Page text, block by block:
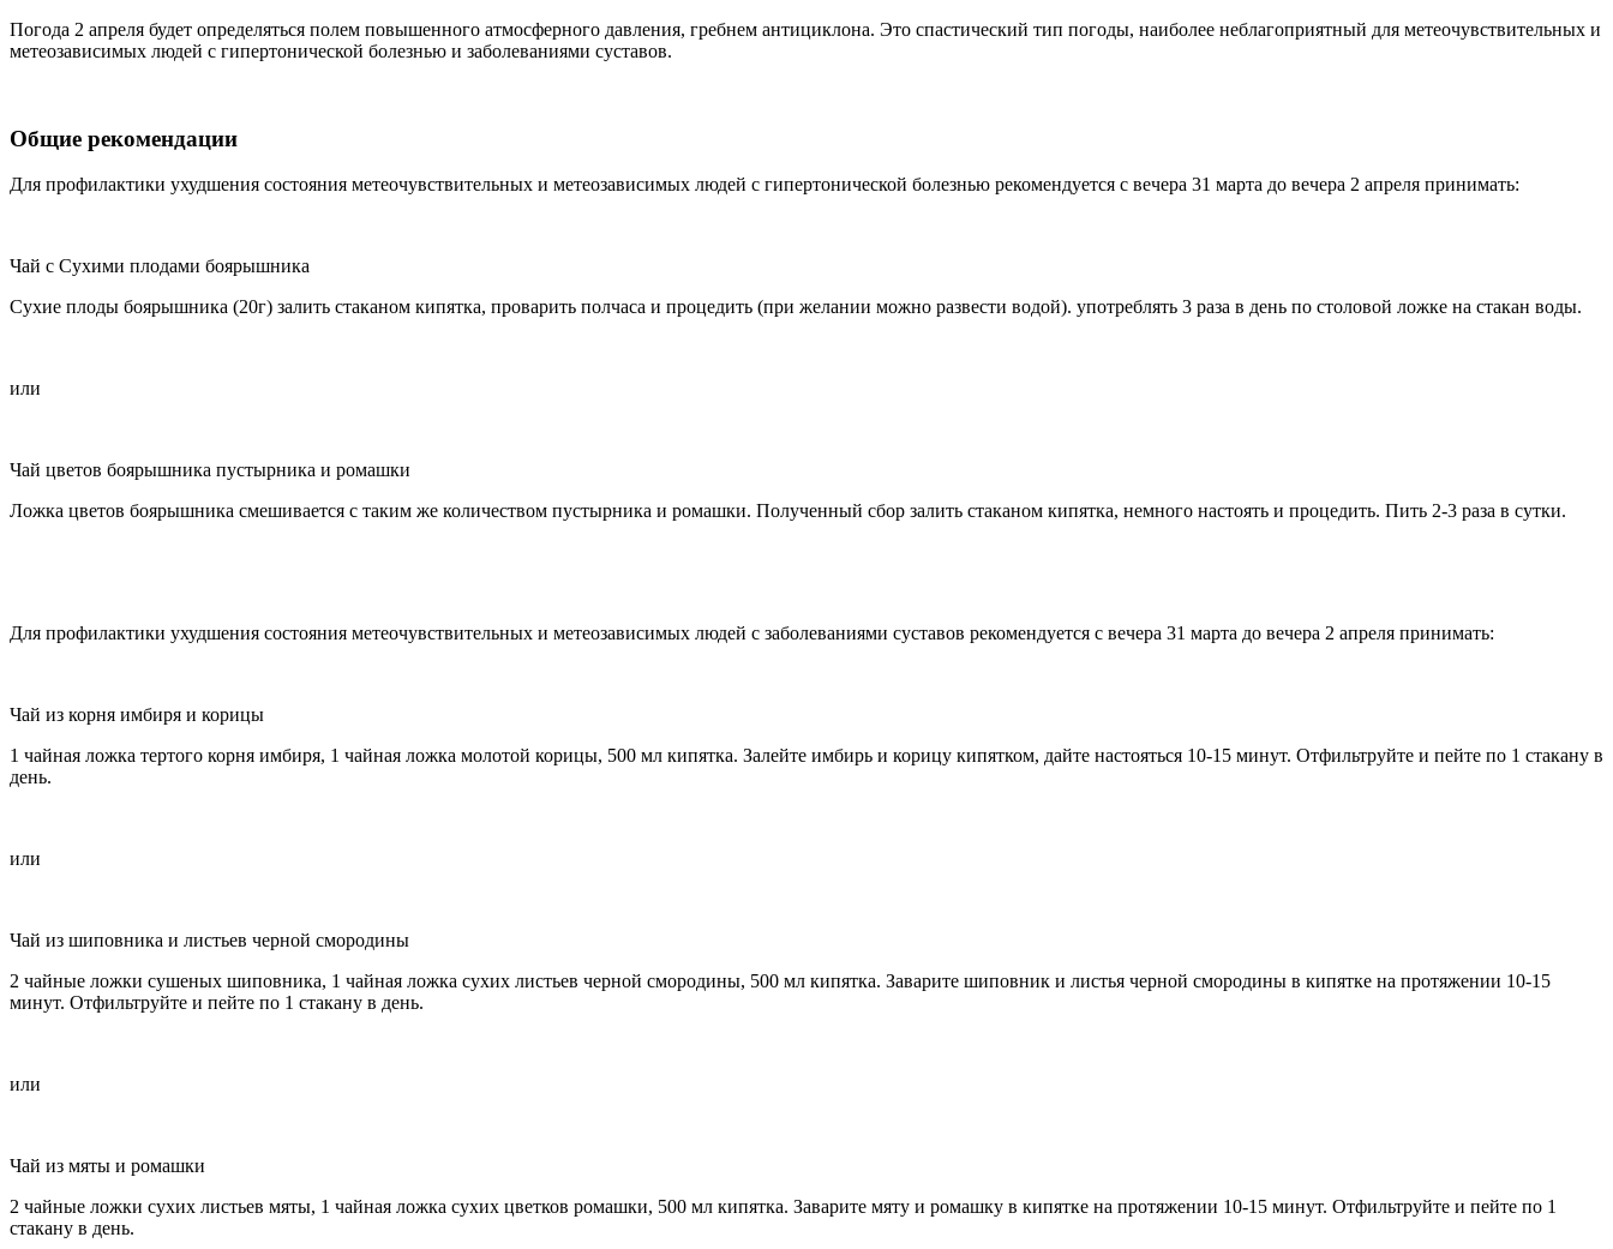
Погода 2 апреля будет определяться полем повышенного атмосферного давления, гребнем антициклона. Это спастический тип погоды, наиболее неблагоприятный для метеочувствительных и
метеозависимых людей с гипертонической болезнью и заболеваниями суставов.
Общие рекомендации
Для профилактики ухудшения состояния метеочувствительных и метеозависимых людей с гипертонической болезнью рекомендуется с вечера 31 марта до вечера 2 апреля принимать:
Чай с Сухими плодами боярышника
Сухие плоды боярышника (20г) залить стаканом кипятка, проварить полчаса и процедить (при желании можно развести водой). употреблять 3 раза в день по столовой ложке на стакан воды.
или
Чай цветов боярышника пустырника и ромашки
Ложка цветов боярышника смешивается с таким же количеством пустырника и ромашки. Полученный сбор залить стаканом кипятка, немного настоять и процедить. Пить 2-3 раза в сутки.
Для профилактики ухудшения состояния метеочувствительных и метеозависимых людей с заболеваниями суставов рекомендуется с вечера 31 марта до вечера 2 апреля принимать:
Чай из корня имбиря и корицы
1 чайная ложка тертого корня имбиря, 1 чайная ложка молотой корицы, 500 мл кипятка. Залейте имбирь и корицу кипятком, дайте настояться 10-15 минут. Отфильтруйте и пейте по 1 стакану в
день.
или
Чай из шиповника и листьев черной смородины
2 чайные ложки сушеных шиповника, 1 чайная ложка сухих листьев черной смородины, 500 мл кипятка. Заварите шиповник и листья черной смородины в кипятке на протяжении 10-15
минут. Отфильтруйте и пейте по 1 стакану в день.
или
Чай из мяты и ромашки
2 чайные ложки сухих листьев мяты, 1 чайная ложка сухих цветков ромашки, 500 мл кипятка. Заварите мяту и ромашку в кипятке на протяжении 10-15 минут. Отфильтруйте и пейте по 1
стакану в день.